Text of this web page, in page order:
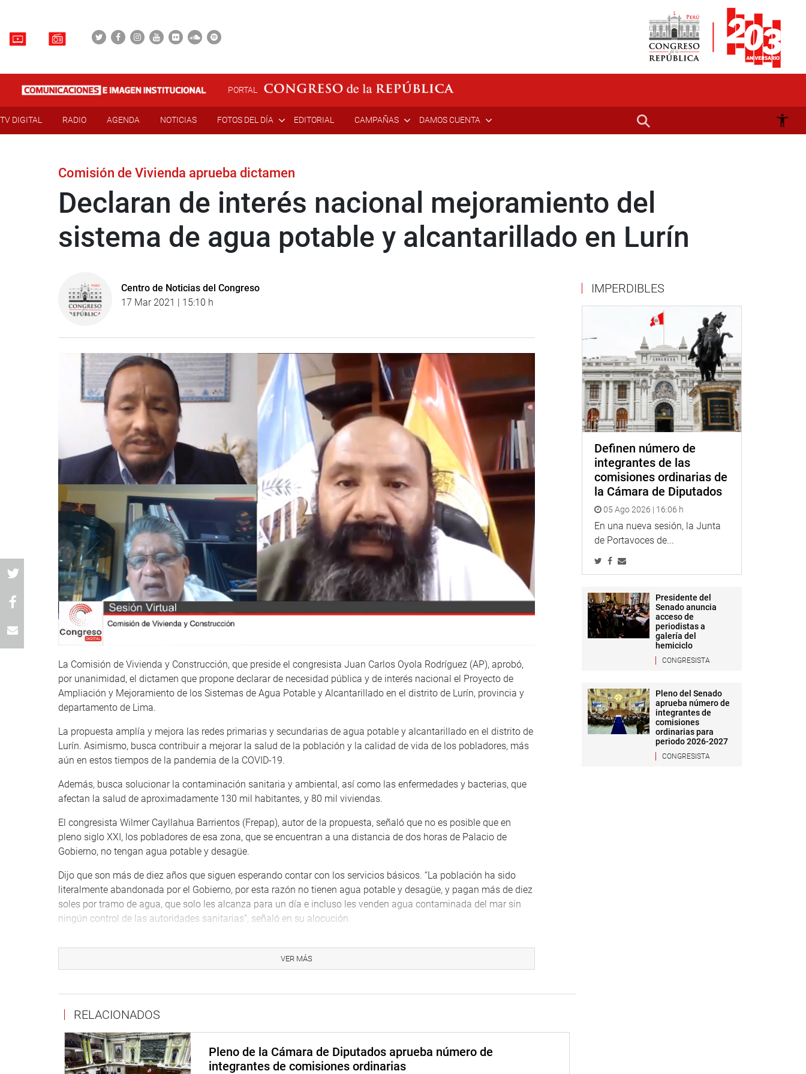
PORTAL
TV DIGITAL RADIO AGENDA NOTICIAS FOTOS DEL DÍA EDITORIAL CAMPAÑAS DAMOS CUENTA
Comisión de Vivienda aprueba dictamen
Declaran de interés nacional mejoramiento del
sistema de agua potable y alcantarillado en Lurín
Centro de Noticias del Congreso
17 Mar 2021 | 15:10 h
La Comisión de Vivienda y Construcción, que preside el congresista Juan Carlos Oyola Rodríguez (AP), aprobó,
por unanimidad, el dictamen que propone declarar de necesidad pública y de interés nacional el Proyecto de
Ampliación y Mejoramiento de los Sistemas de Agua Potable y Alcantarillado en el distrito de Lurín, provincia y
departamento de Lima.
La propuesta amplía y mejora las redes primarias y secundarias de agua potable y alcantarillado en el distrito de
Lurín. Asimismo, busca contribuir a mejorar la salud de la población y la calidad de vida de los pobladores, más
aún en estos tiempos de la pandemia de la COVID-19.
Además, busca solucionar la contaminación sanitaria y ambiental, así como las enfermedades y bacterias, que
afectan la salud de aproximadamente 130 mil habitantes, y 80 mil viviendas.
El congresista Wilmer Cayllahua Barrientos (Frepap), autor de la propuesta, señaló que no es posible que en
pleno siglo XXI, los pobladores de esa zona, que se encuentran a una distancia de dos horas de Palacio de
Gobierno, no tengan agua potable y desagüe.
Dijo que son más de diez años que siguen esperando contar con los servicios básicos. “La población ha sido
literalmente abandonada por el Gobierno, por esta razón no tienen agua potable y desagüe, y pagan más de diez
soles por tramo de agua, que solo les alcanza para un día e incluso les venden agua contaminada del mar sin
ningún control de las autoridades sanitarias”, señaló en su alocución.
atención a ese sector con la finalidad de mejorar beneficios en su salud.
Poder Ejecutivo que se priorice la ejecución del proyecto de saneamiento del sistema de agua potable”, indicó.
Cabe señalar que la iniciativa que propone una ley que fomenta la reubicación del comercio informal en terrenos
del Estado será analizada en una próxima sesión.
VER MÁS
RELACIONADOS
Pleno de la Cámara de Diputados aprueba número de
integrantes de comisiones ordinarias
IMPERDIBLES
Definen número de
integrantes de las
comisiones ordinarias de
la Cámara de Diputados
05 Ago 2026 | 16:06 h
En una nueva sesión, la Junta
de Portavoces de...
Presidente del
Senado anuncia
acceso de
periodistas a
galería del
hemiciclo
CONGRESISTA
Pleno del Senado
aprueba número de
integrantes de
comisiones
ordinarias para
periodo 2026-2027
CONGRESISTA